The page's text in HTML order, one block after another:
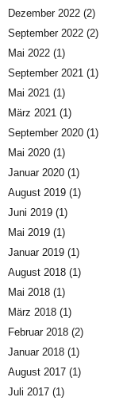
Dezember 2022 (2)
September 2022 (2)
Mai 2022 (1)
September 2021 (1)
Mai 2021 (1)
März 2021 (1)
September 2020 (1)
Mai 2020 (1)
Januar 2020 (1)
August 2019 (1)
Juni 2019 (1)
Mai 2019 (1)
Januar 2019 (1)
August 2018 (1)
Mai 2018 (1)
März 2018 (1)
Februar 2018 (2)
Januar 2018 (1)
August 2017 (1)
Juli 2017 (1)